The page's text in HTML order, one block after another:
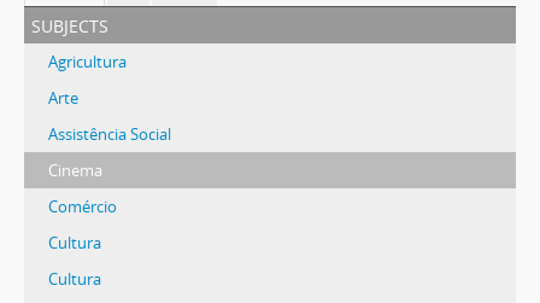
subjects
Agricultura
Arte
Assistência Social
Cinema
Comércio
Cultura
Cultura